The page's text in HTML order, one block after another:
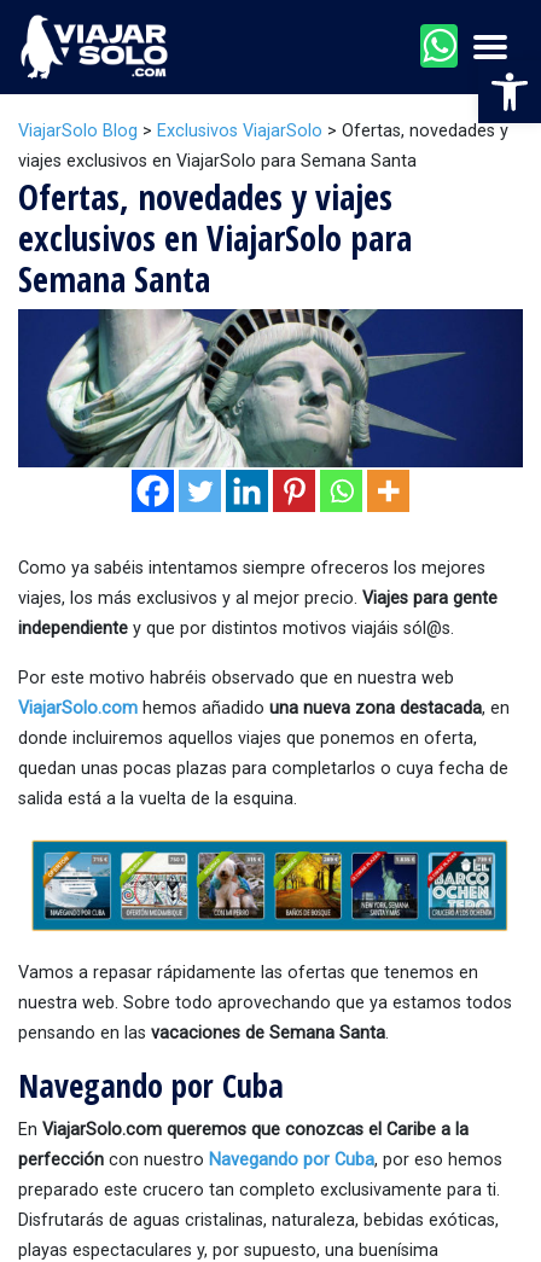
ViajarSolo Blog > Exclusivos ViajarSolo > Ofertas, novedades y
viajes exclusivos en ViajarSolo para Semana Santa
Ofertas, novedades y viajes
exclusivos en ViajarSolo para
Semana Santa
Como ya sabéis intentamos siempre ofreceros los mejores
viajes, los más exclusivos y al mejor precio. Viajes para gente
independiente y que por distintos motivos viajáis sól@s.
Por este motivo habréis observado que en nuestra web
ViajarSolo.com hemos añadido una nueva zona destacada, en
donde incluiremos aquellos viajes que ponemos en oferta,
quedan unas pocas plazas para completarlos o cuya fecha de
salida está a la vuelta de la esquina.
Vamos a repasar rápidamente las ofertas que tenemos en
nuestra web. Sobre todo aprovechando que ya estamos todos
pensando en las vacaciones de Semana Santa.
Navegando por Cuba
En ViajarSolo.com queremos que conozcas el Caribe a la
perfección con nuestro Navegando por Cuba, por eso hemos
preparado este crucero tan completo exclusivamente para ti.
Disfrutarás de aguas cristalinas, naturaleza, bebidas exóticas,
playas espectaculares y, por supuesto, una buenísima